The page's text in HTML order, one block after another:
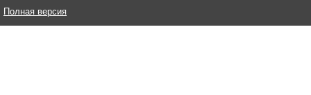
Полная версия